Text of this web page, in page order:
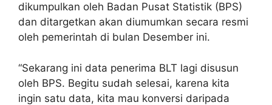
dikumpulkan oleh Badan Pusat Statistik (BPS)
dan ditargetkan akan diumumkan secara resmi
oleh pemerintah di bulan Desember ini.
“Sekarang ini data penerima BLT lagi disusun
oleh BPS. Begitu sudah selesai, karena kita
ingin satu data, kita mau konversi daripada